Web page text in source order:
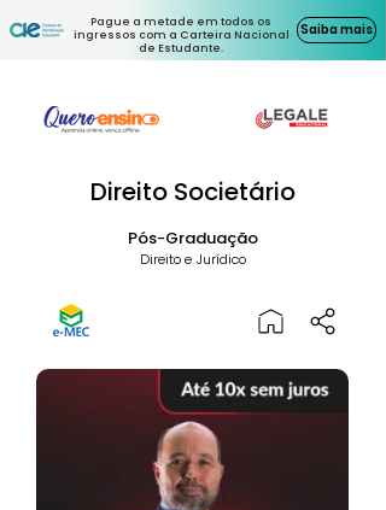
Pague a metade em todos os
ingressos com a Carteira Nacional
de Estudante.
Saiba mais
Direito Societário
Pós-Graduação
Direito e Jurídico